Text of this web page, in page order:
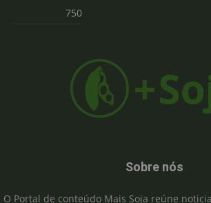
750
Sobre nós
O Portal de conteúdo Mais Soja reúne